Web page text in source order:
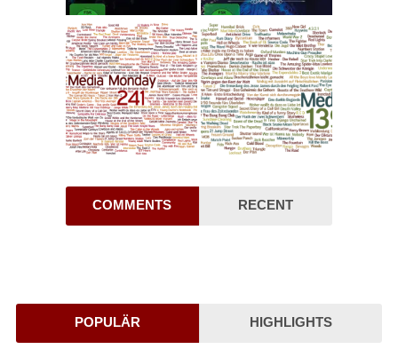
COMMENTS RECENT
POPULÄR HIGHLIGHTS